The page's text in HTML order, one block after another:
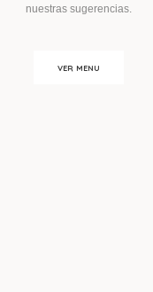
nuestras sugerencias.
VER MENU